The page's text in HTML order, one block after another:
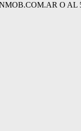
O AL